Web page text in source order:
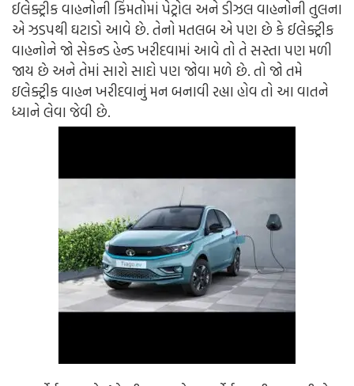
ઈલેક્ટ્રીક વાહનોની કિંમતોમાં પેટ્રોલ અને ડીઝલ વાહનોની તુલના
એ ઝડપથી ઘટાડો આવે છે. તેનો મતલબ એ પણ છે કે ઈલેક્ટ્રીક
વાહનોને જો સેકન્ડ હેન્ડ ખરીદવામાં આવે તો તે સસ્તા પણ મળી
જાય છે અને તેમાં સારો સાદો પણ જોવા મળે છે. તો જો તમે
ઇલેક્ટ્રીક વાહન ખરીદવાનું મન બનાવી રહ્યા હોવ તો આ વાતને
ધ્યાને લેવા જેવી છે.